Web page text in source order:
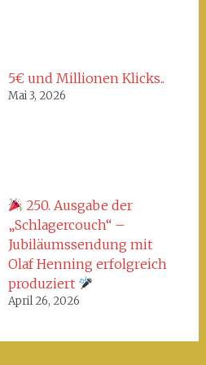
5€ und Millionen Klicks..
Mai 3, 2026
250. Ausgabe der
„Schlagercouch“ –
Jubiläumssendung mit
Olaf Henning erfolgreich
produziert
April 26, 2026